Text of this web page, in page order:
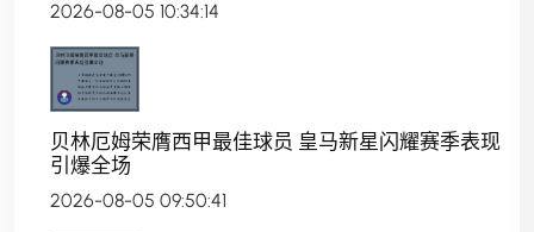
2026-08-05 10:34:14
贝林厄姆荣膺西甲最佳球员 皇马新星闪耀赛季表现
引爆全场
2026-08-05 09:50:41